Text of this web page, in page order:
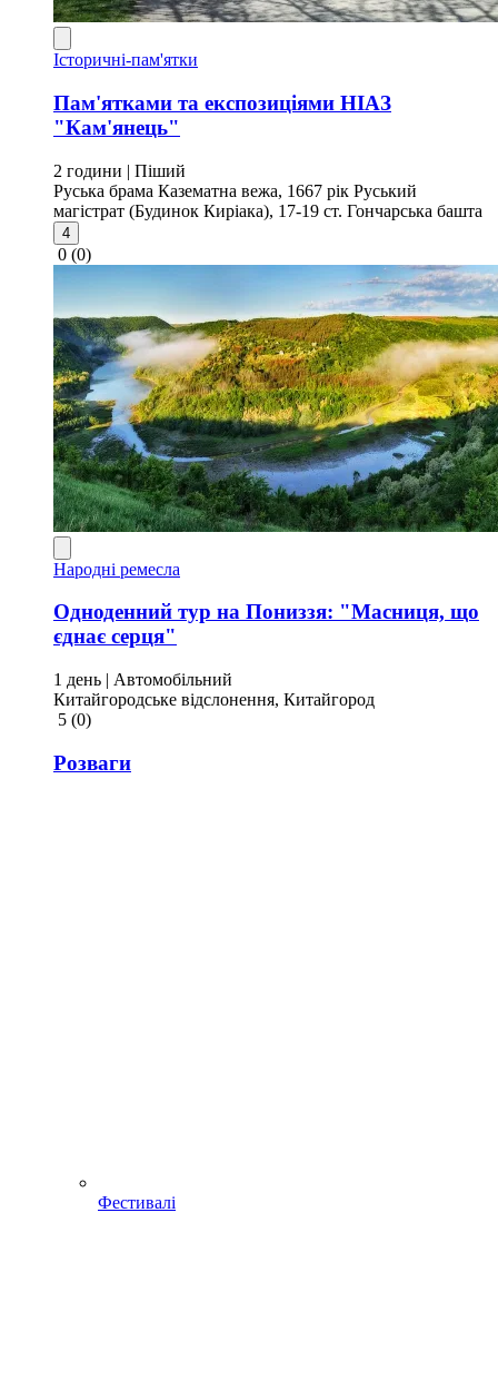
Історичні-пам'ятки
Пам'ятками та експозиціями НІАЗ
"Кам'янець"
2 години | Піший
Руська брама Казематна вежа, 1667 рік Руський
магістрат (Будинок Киріака), 17-19 ст. Гончарська башта
4
0 (0)
Народні ремесла
Одноденний тур на Пониззя: "Масниця, що
єднає серця"
1 день | Автомобільний
Китайгородське відслонення, Китайгород
5 (0)
Розваги
Фестивалі